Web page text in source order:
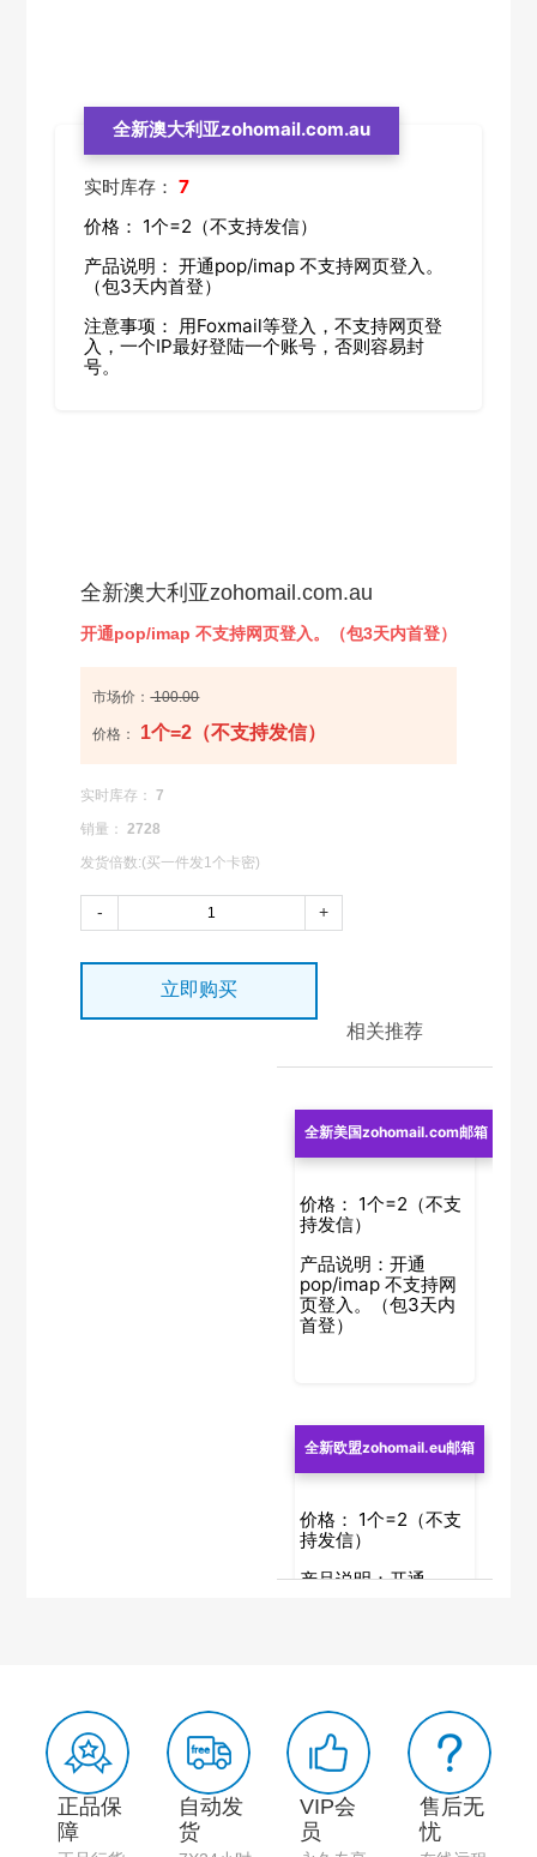
全新澳大利亚zohomail.com.au
实时库存： 7
价格： 1个=2（不支持发信）
产品说明： 开通pop/imap 不支持网页登入。
（包3天内首登）
注意事项： 用Foxmail等登入，不支持网页登
入，一个IP最好登陆一个账号，否则容易封
号。
全新澳大利亚zohomail.com.au
开通pop/imap 不支持网页登入。（包3天内首登）
市场价：100.00
价格： 1个=2（不支持发信）
实时库存： 7
销量： 2728
发货倍数:(买一件发1个卡密)
- +
立即购买
相关推荐
全新美国zohomail.com邮箱
价格： 1个=2（不支
持发信）
产品说明：开通
pop/imap 不支持网
页登入。（包3天内
首登）
全新欧盟zohomail.eu邮箱
价格： 1个=2（不支
持发信）
产品说明：开通
全新日本zohomail.jp邮箱
价格：
1个=2（不支
正品保
障
自动发
货
VIP会
员
售后无
忧